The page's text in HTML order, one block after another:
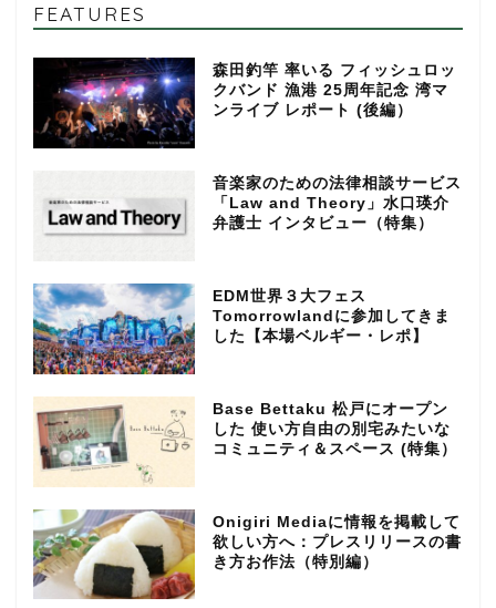
FEATURES
森田釣竿 率いる フィッシュロッ
クバンド 漁港 25周年記念 湾マ
ンライブ レポート (後編）
音楽家のための法律相談サービス
「Law and Theory」水口瑛介
弁護士 インタビュー（特集）
EDM世界３大フェス
Tomorrowlandに参加してきま
した【本場ベルギー・レポ】
Base Bettaku 松戸にオープン
した 使い方自由の別宅みたいな
コミュニティ＆スペース (特集）
Onigiri Mediaに情報を掲載して
欲しい方へ：プレスリリースの書
き方お作法（特別編）